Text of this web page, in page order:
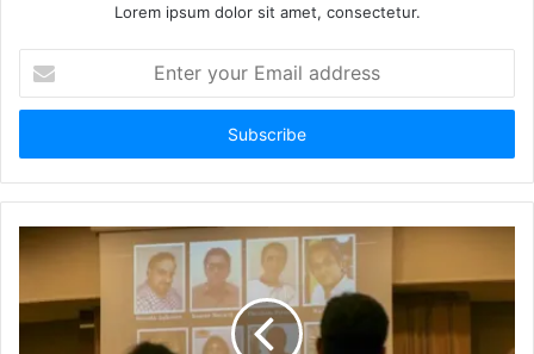
Lorem ipsum dolor sit amet, consectetur.
t
r
y
u
r